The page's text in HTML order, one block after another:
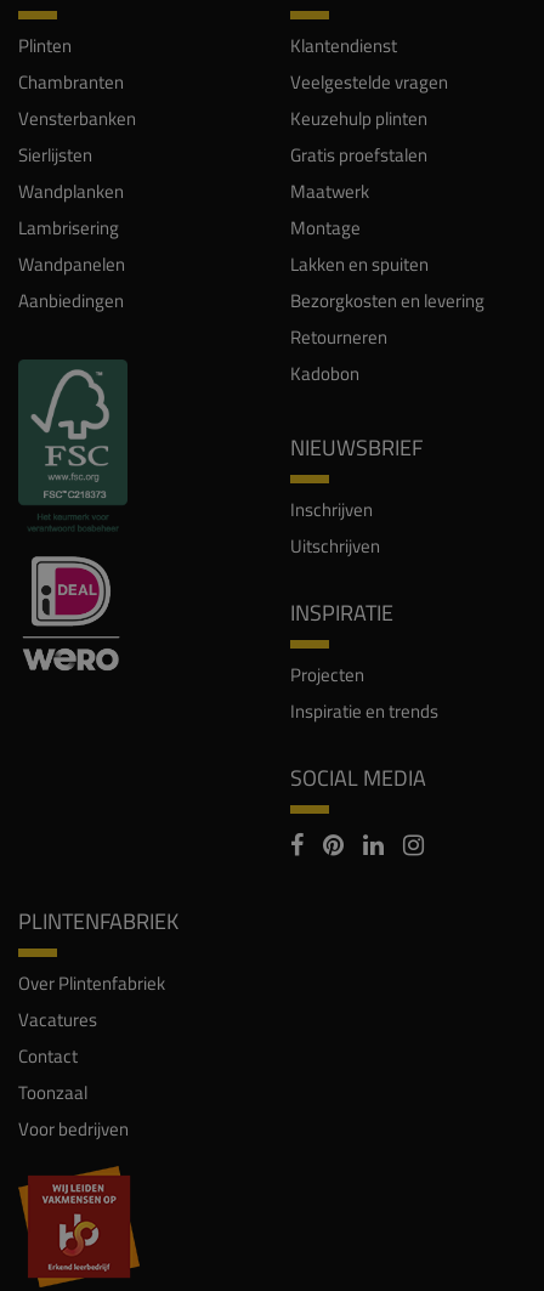
Plinten
Chambranten
Vensterbanken
Sierlijsten
Wandplanken
Lambrisering
Wandpanelen
Aanbiedingen
Klantendienst
Veelgestelde vragen
Keuzehulp plinten
Gratis proefstalen
Maatwerk
Montage
Lakken en spuiten
Bezorgkosten en levering
Retourneren
Kadobon
NIEUWSBRIEF
Inschrijven
Uitschrijven
INSPIRATIE
Projecten
Inspiratie en trends
SOCIAL MEDIA
PLINTENFABRIEK
Over Plintenfabriek
Vacatures
Contact
Toonzaal
Voor bedrijven